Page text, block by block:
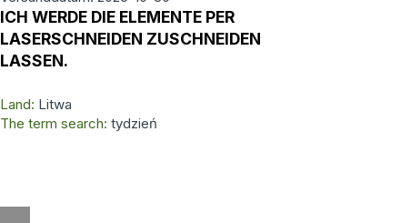
ICH WERDE DIE ELEMENTE PER
LASERSCHNEIDEN ZUSCHNEIDEN
LASSEN.
Land: Litwa
The term search: tydzień